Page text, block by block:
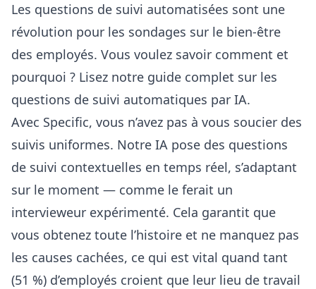
Les questions de suivi automatisées sont une
révolution pour les sondages sur le bien-être
des employés. Vous voulez savoir comment et
pourquoi ? Lisez notre guide complet sur les
questions de suivi automatiques par IA.
Avec Specific, vous n’avez pas à vous soucier des
suivis uniformes. Notre IA pose des questions
de suivi contextuelles en temps réel, s’adaptant
sur le moment — comme le ferait un
intervieweur expérimenté. Cela garantit que
vous obtenez toute l’histoire et ne manquez pas
les causes cachées, ce qui est vital quand tant
(51 %) d’employés croient que leur lieu de travail